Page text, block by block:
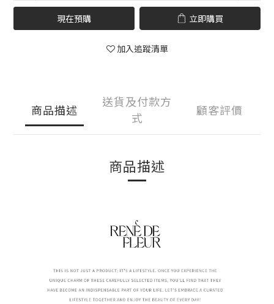
現在預購 立即購買
加入追蹤清單
商品描述
送貨及付款方
式
顧客評價
商品描述